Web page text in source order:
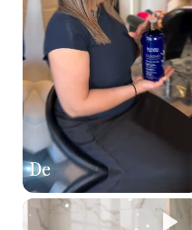
ومنعشة من الفواكه والزهور،